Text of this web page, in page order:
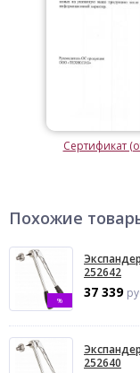
Сертификат
Похожие
%
252642
37 339
252640